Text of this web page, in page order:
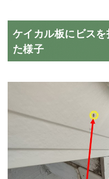
ケイカル板にビス
た様子